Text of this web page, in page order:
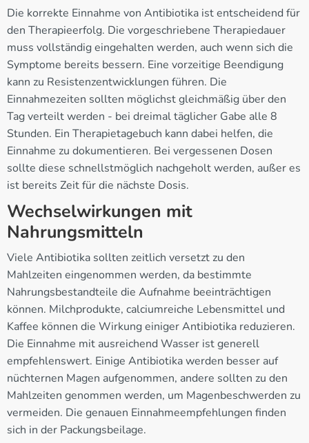
Die korrekte Einnahme von Antibiotika ist entscheidend für
den Therapieerfolg. Die vorgeschriebene Therapiedauer
muss vollständig eingehalten werden, auch wenn sich die
Symptome bereits bessern. Eine vorzeitige Beendigung
kann zu Resistenzentwicklungen führen. Die
Einnahmezeiten sollten möglichst gleichmäßig über den
Tag verteilt werden - bei dreimal täglicher Gabe alle 8
Stunden. Ein Therapietagebuch kann dabei helfen, die
Einnahme zu dokumentieren. Bei vergessenen Dosen
sollte diese schnellstmöglich nachgeholt werden, außer es
ist bereits Zeit für die nächste Dosis.
Wechselwirkungen mit
Nahrungsmitteln
Viele Antibiotika sollten zeitlich versetzt zu den
Mahlzeiten eingenommen werden, da bestimmte
Nahrungsbestandteile die Aufnahme beeinträchtigen
können. Milchprodukte, calciumreiche Lebensmittel und
Kaffee können die Wirkung einiger Antibiotika reduzieren.
Die Einnahme mit ausreichend Wasser ist generell
empfehlenswert. Einige Antibiotika werden besser auf
nüchternen Magen aufgenommen, andere sollten zu den
Mahlzeiten genommen werden, um Magenbeschwerden zu
vermeiden. Die genauen Einnahmeempfehlungen finden
sich in der Packungsbeilage.